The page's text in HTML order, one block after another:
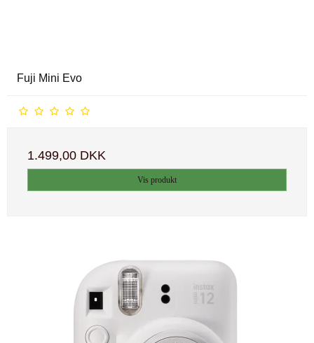
Fuji Mini Evo
1.499,00 DKK
Vis produkt